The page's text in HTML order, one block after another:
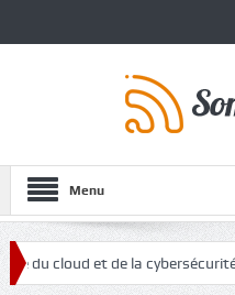
Menu
et de la cybersécurité